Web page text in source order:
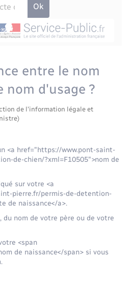
Citoyenneté
d’occupation de l’espace
communes
entre le nom
nom d'usage ?
de l'information légale et
<a href="https://www.pont-saint-
de-chien/?xml=F10505">nom de
sur votre <a
pierre.fr/permis-de-detention-
de naissance</a>.
du nom de votre père ou de votre
<span
de naissance</span> si vous